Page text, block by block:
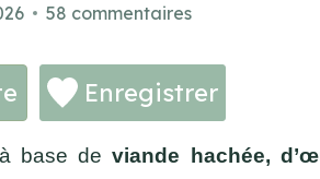
58 commentaires
Enregistrer
base deviande hachée,